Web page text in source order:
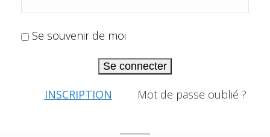
Se souvenir de moi
Se connecter
INSCRIPTION Mot de passe oublié ?